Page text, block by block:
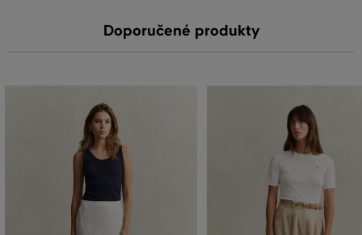
Doporučené produkty